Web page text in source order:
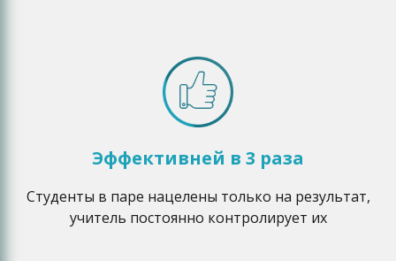
Эффективней в 3 раза
Студенты в паре нацелены только на результат,
учитель постоянно контролирует их